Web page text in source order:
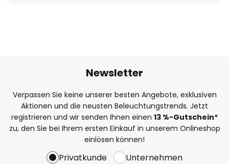
Newsletter
Verpassen Sie keine unserer besten Angebote, exklusiven
Aktionen und die neusten Beleuchtungstrends. Jetzt
registrieren und wir senden Ihnen einen 13 %-Gutschein*
zu, den Sie bei Ihrem ersten Einkauf in unserem Onlineshop
einlösen können!
Privatkunde Unternehmen